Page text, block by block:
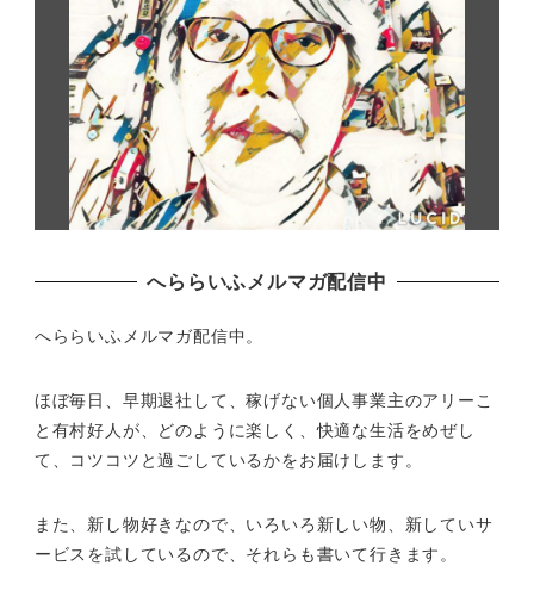
へららいふメルマガ配信中
へららいふメルマガ配信中。
ほぼ毎日、早期退社して、稼げない個人事業主のアリーこ
と有村好人が、どのように楽しく、快適な生活をめぜし
て、 コツコツと過ごしているかをお届けします。
また、新し物好きなので、いろいろ新しい物、 新していサ
ービスを試しているので、それらも書いて行きます。